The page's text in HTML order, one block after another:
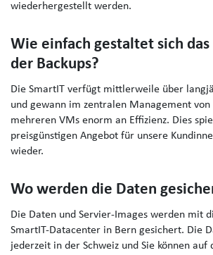
wiederhergestellt werden.
Wie einfach gestaltet sich
der Backups?
Die SmartIT verfügt mittlerweile über
und gewann im zentralen Management von
mehreren VMs enorm an Effizienz. Dies
preisgünstigen Angebot für unsere
wieder.
Wo werden die Daten
Die Daten und Servier-Images werden mit
SmartIT-Datacenter in Bern gesichert. Die
jederzeit in der Schweiz und Sie können auf